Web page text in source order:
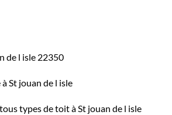
de l isle 22350
St jouan de l isle
types de toit à St jouan de l isle